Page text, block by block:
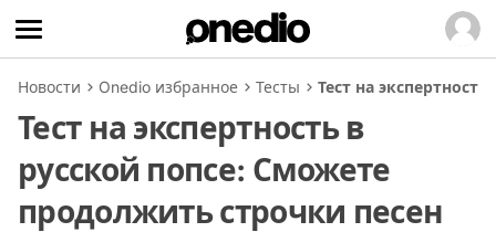
Новости Onedio избранное Тесты Тест на
Тест на экспертность в
русской попсе: Сможете
продолжить строчки песен